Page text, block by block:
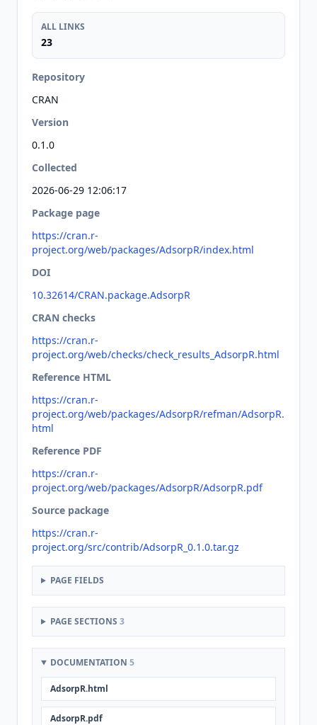
ALL LINKS
23
Repository
CRAN
Version
0.1.0
Collected
2026-06-29 12:06:17
Package page
https://cran.r-
project.org/web/packages/AdsorpR/index.html
DOI
10.32614/CRAN.package.AdsorpR
CRAN checks
https://cran.r-
project.org/web/checks/check_results_AdsorpR.html
Reference HTML
https://cran.r-
project.org/web/packages/AdsorpR/refman/AdsorpR.
html
Reference PDF
https://cran.r-
project.org/web/packages/AdsorpR/AdsorpR.pdf
Source package
https://cran.r-
project.org/src/contrib/AdsorpR_0.1.0.tar.gz
PAGE FIELDS
PAGE SECTIONS 3
DOCUMENTATION 5
AdsorpR.html
AdsorpR.pdf